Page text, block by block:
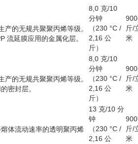
的无规共聚聚丙烯等级。
流延膜应用的金属化层。
8,0 克/10
分钟
（230 °C /
2,16 公
斤）
斤/
米
的无规共聚聚丙烯等级。
密封层。
8,0 克/10
分钟
（230 °C /
2,16 公
斤）
斤/
米
体流动速率的透明聚丙烯
13 克/10 分
钟
（230 °C /
2,16 公
斤/
米